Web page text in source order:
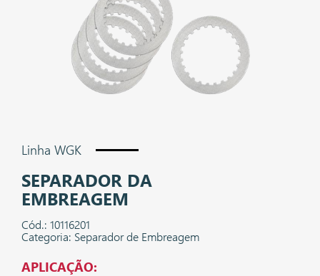
Linha WGK
SEPARADOR DA
EMBREAGEM
Cód.: 10116201
Categoria: Separador de Embreagem
APLICAÇÃO: